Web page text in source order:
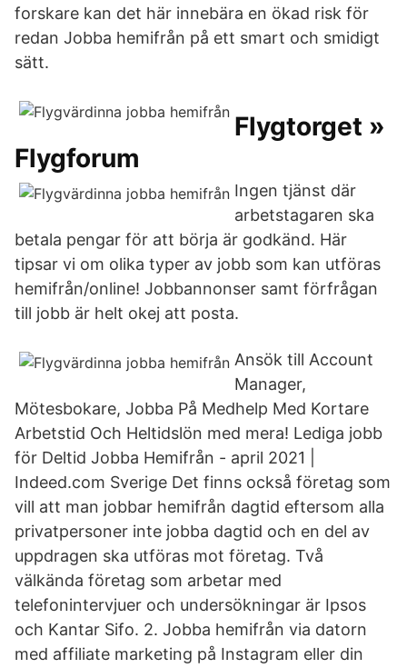
forskare kan det här innebära en ökad risk för
redan Jobba hemifrån på ett smart och smidigt
sätt.
Flygtorget »
Flygforum
Ingen tjänst där
arbetstagaren ska
betala pengar för att börja är godkänd. Här
tipsar vi om olika typer av jobb som kan utföras
hemifrån/online! Jobbannonser samt förfrågan
till jobb är helt okej att posta.
Ansök till Account
Manager,
Mötesbokare, Jobba På Medhelp Med Kortare
Arbetstid Och Heltidslön med mera! Lediga jobb
för Deltid Jobba Hemifrån - april 2021 |
Indeed.com Sverige Det finns också företag som
vill att man jobbar hemifrån dagtid eftersom alla
privatpersoner inte jobba dagtid och en del av
uppdragen ska utföras mot företag. Två
välkända företag som arbetar med
telefonintervjuer och undersökningar är Ipsos
och Kantar Sifo. 2. Jobba hemifrån via datorn
med affiliate marketing på Instagram eller din